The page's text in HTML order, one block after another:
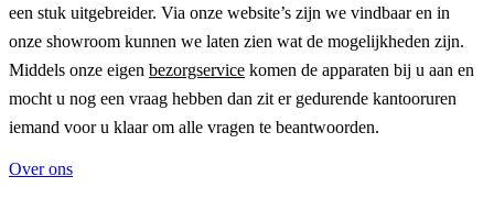
een stuk uitgebreider. Via onze website’s zijn we vindbaar en in
onze showroom kunnen we laten zien wat de mogelijkheden zijn.
Middels onze eigen bezorgservice komen de apparaten bij u aan en
mocht u nog een vraag hebben dan zit er gedurende kantooruren
iemand voor u klaar om alle vragen te beantwoorden.
Over ons